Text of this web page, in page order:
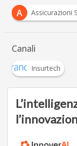
A
Assicurazioni
Canali
Insurtech